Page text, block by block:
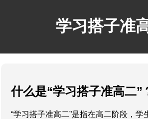
学习搭子准
什么是“学习搭子准高二”
“学习搭子准高二”是指在高二阶段，学